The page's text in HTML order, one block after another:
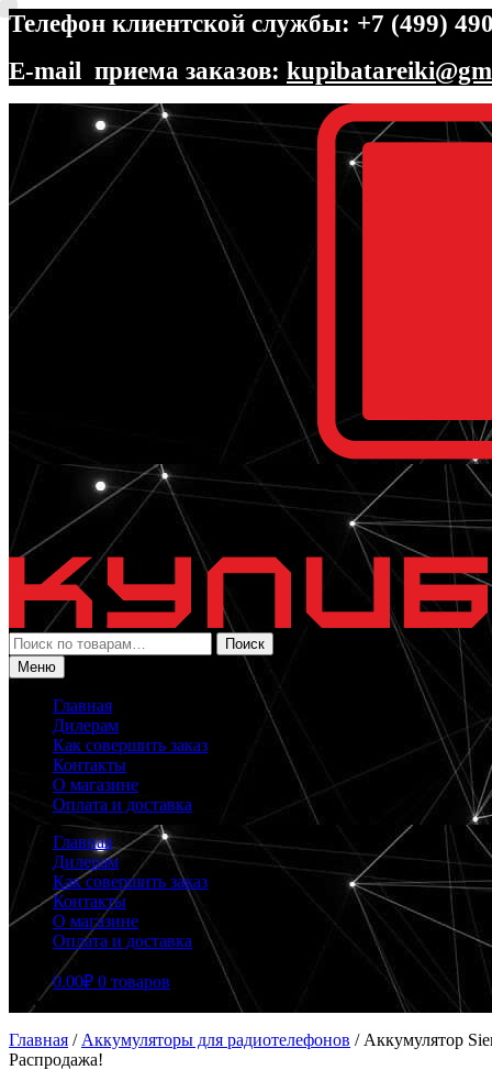
Телефон клиентской службы: +7 (499)
E-mail приема заказов:
Перейти
навигации
Перейти
содержимому
Искать:
Поиск
Меню
Главная
Дилерам
Как совершить заказ
Контакты
О магазине
Оплата и доставка
Главная
Дилерам
Как совершить заказ
Контакты
О магазине
Оплата и доставка
0.00₽ 0 товаров
Главная / Аккумуляторы для радиотелефонов / Аккумулятор
Распродажа!